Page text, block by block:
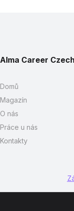
Alma Career
Domů
Magazín
O nás
Práce u nás
Kontakty